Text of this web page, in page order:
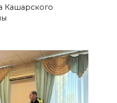
Кашарского